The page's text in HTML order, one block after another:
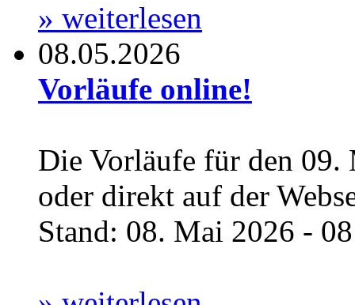
» weiterlesen
08.05.2026
Vorläufe online!
Die Vorläufe für den
oder direkt auf der
Stand: 08. Mai 2026 -